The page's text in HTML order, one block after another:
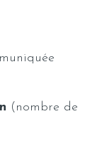
(nombre de